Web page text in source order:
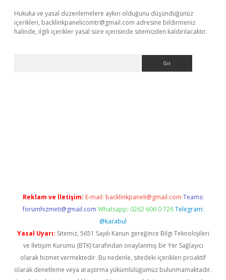
Hukuka ve yasal düzenlemelere aykırı olduğunu düşündüğünüz
içerikleri, backlinkpanelicomtr@gmail.com adresine bildirmeniz
halinde, ilgili içerikler yasal süre içerisinde sitemizden kaldırılacaktır.
Reklam ve İletişim: E-mail: backlinkpaneli@gmail.com Teams:
forumhizmeti@gmail.com Whatsapp: 0262 606 0 726 Telegram:
@karabul
Yasal Uyarı: Sitemiz, 5651 Sayılı Kanun gereğince Bilgi Teknolojileri
ve İletişim Kurumu (BTK) tarafından onaylanmış bir Yer Sağlayıcı
olarak hizmet vermektedir. Bu nedenle, sitedeki içerikleri proaktif
olarak denetleme veya araştırma yükümlülüğümüz bulunmamaktadır.